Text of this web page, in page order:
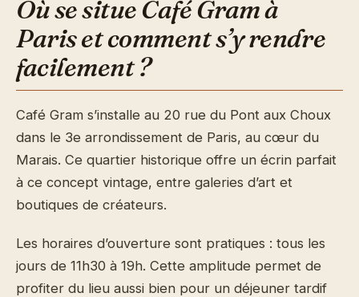
Où se situe Café Gram à
Paris et comment s’y rendre
facilement ?
Café Gram s’installe au 20 rue du Pont aux Choux
dans le 3e arrondissement de Paris, au cœur du
Marais. Ce quartier historique offre un écrin parfait
à ce concept vintage, entre galeries d’art et
boutiques de créateurs.
Les horaires d’ouverture sont pratiques : tous les
jours de 11h30 à 19h. Cette amplitude permet de
profiter du lieu aussi bien pour un déjeuner tardif